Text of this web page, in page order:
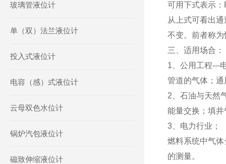
玻璃管液位计
单（双）法兰液位计
投入式液位计
电容（感）式液位计
云母双色水位计
锅炉汽包液位计
磁致伸缩液位计
可用下式表示
从上式可看出
不变。前者称
三、适用场合：
1、公用工程---
管道的气体；
2、石油与天然
能量交换；填
3、电力行业；
燃料系统中气
的测量。